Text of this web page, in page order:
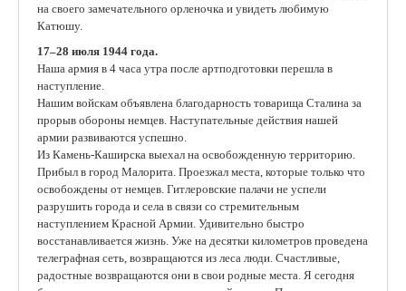
на своего замечательного орленочка и увидеть любимую
Катюшу.
17–28 июля 1944 года.
Наша армия в 4 часа утра после артподготовки перешла в
наступление.
Нашим войскам объявлена благодарность товарища Сталина за
прорыв обороны немцев. Наступательные действия нашей
армии развиваются успешно.
Из Камень-Каширска выехал на освобожденную территорию.
Прибыл в город Малорита. Проезжал места, которые только что
освобождены от немцев. Гитлеровские палачи не успели
разрушить города и села в связи со стремительным
наступлением Красной Армии. Удивительно быстро
восстанавливается жизнь. Уже на десятки километров проведена
телеграфная сеть, возвращаются из леса люди. Счастливые,
радостные возвращаются они в свои родные места. Я сегодня